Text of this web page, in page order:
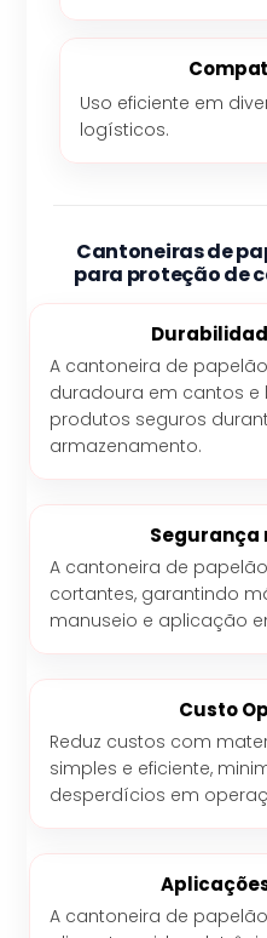
Uso eficiente em
logísticos.
Cantoneiras de
para proteção de
A cantoneira de
duradoura em cantos e
produtos seguros
armazenamento.
Segurança
A cantoneira de
cortantes, garantindo
manuseio e aplicação
Custo
Reduz custos com
simples e eficiente,
desperdícios em
A cantoneira de